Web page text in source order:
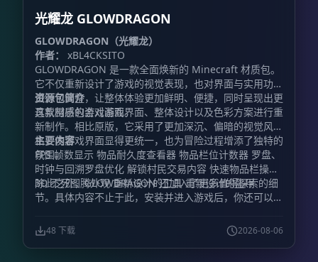
光耀龙 GLOWDRAGON
GLOWDRAGON（光耀龙）
作者：
xBL4CKSITO
GLOWDRAGON 是一款全面焕新的 Minecraft 材质包。
它不仅重新设计了游戏的视觉表现，也对界面与实用功能
进行了调整，让整体体验更加鲜明、便捷，同时呈现出更
具氛围感的游戏画面。
资源包简介
这款材质包会对游戏界面、整体设计以及色彩方案进行重
新制作。相比原版，它采用了更加深沉、偏暗的视觉风
格，使游戏界面显得更统一，也为冒险过程增添了独特的
氛围。
主要内容
FPS 帧数显示 物品耐久度查看器 物品栏位计数器 罗盘、
时钟与回溯罗盘优化 解锁村民交易内容 快速物品栏操作
3D 不死图腾外观 重新设计的工具 重新设计的盔甲
除此之外，GLOWDRAGON 还加入了更多值得探索的细
节。具体内容不止于此，安装并进入游戏后，你还可以亲
48 下载 2026-08-06